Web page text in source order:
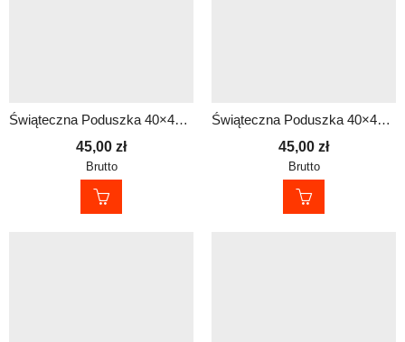
Świąteczna Poduszka 40×40 cm dla Policjanta – Prezent na Mikołajki i pod Choinkę
45,00 zł
Brutto
Świąteczna Poduszka 40×40 cm dla Policjanta – Prezent na Mikołajki i pod Choinkę
45,00 zł
Brutto